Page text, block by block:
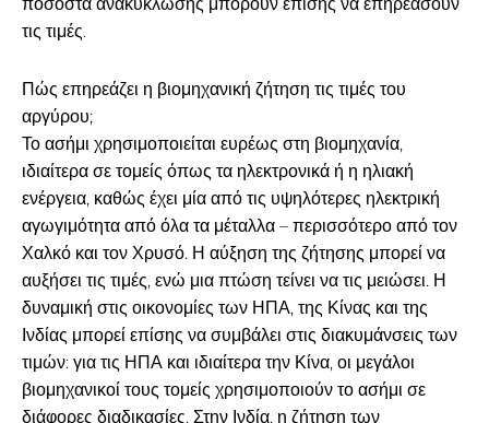
τις τιμές.
Πώς επηρεάζει η βιομηχανική ζήτηση τις τιμές του
αργύρου;
Το ασήμι χρησιμοποιείται ευρέως στη βιομηχανία,
ιδιαίτερα σε τομείς όπως τα ηλεκτρονικά ή η ηλιακή
ενέργεια, καθώς έχει μία από τις υψηλότερες ηλεκτρική
αγωγιμότητα από όλα τα μέταλλα – περισσότερο από τον
Χαλκό και τον Χρυσό. Η αύξηση της ζήτησης μπορεί να
αυξήσει τις τιμές, ενώ μια πτώση τείνει να τις μειώσει. Η
δυναμική στις οικονομίες των ΗΠΑ, της Κίνας και της
Ινδίας μπορεί επίσης να συμβάλει στις διακυμάνσεις των
τιμών: για τις ΗΠΑ και ιδιαίτερα την Κίνα, οι μεγάλοι
βιομηχανικοί τους τομείς χρησιμοποιούν το ασήμι σε
διάφορες διαδικασίες. Στην Ινδία, η ζήτηση των